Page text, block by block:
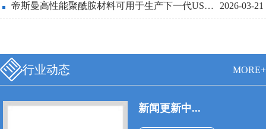
帝斯曼高性能聚酰胺材料可用于生产下一代USBType-C连接器 2026-03-21
行业动态 MORE+
新闻更新中...